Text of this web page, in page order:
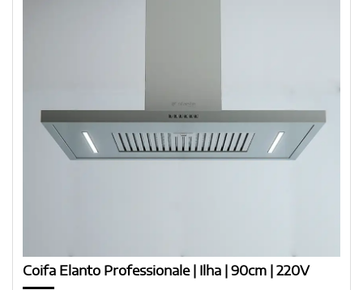
Coifa Elanto Professionale | Ilha | 90cm | 220V